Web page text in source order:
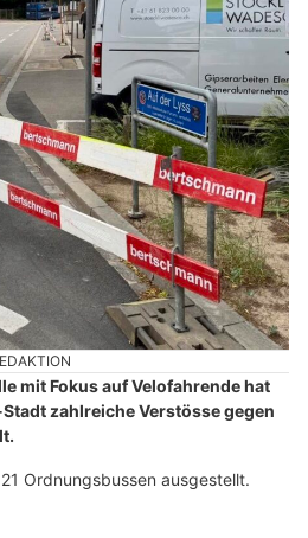
mit Fokus auf Velofahrende hat
zahlreiche Verstösse gegen
Ordnungsbussen ausgestellt.